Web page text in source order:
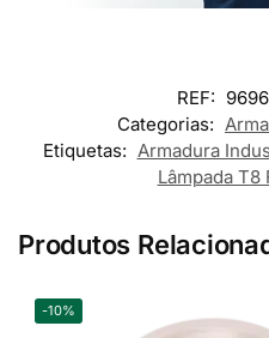
REF:
Categorias:
Etiquetas: Armadura
Lâmpada
Produtos
-10%